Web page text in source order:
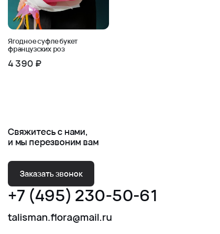
Ягодное суфле букет
французских роз
4 390 ₽
Свяжитесь с нами,
и мы перезвоним вам
Заказать звонок
+7 (495) 230-50-61
talisman.flora@mail.ru